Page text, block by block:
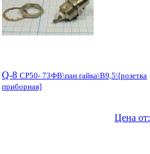
Q-8 СР50- 73ФВ\пан гайка\B9,5\[розетка
приборная]
Цена от: